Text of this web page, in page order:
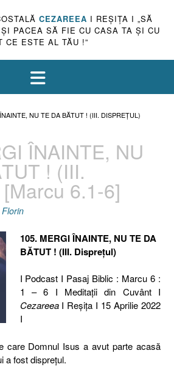
CEZAREEA I REŞIŢA I „SĂ
PACEA SĂ FIE CU CASA TA ŞI CU
CE ESTE AL TĂU !”
NU TE DA BĂTUT ! (III. DISPREŢUL)
ÎNAINTE, NU
! (III.
6.1-6]
Florin
105. MERGI ÎNAINTE, NU TE DA
BĂTUT ! (III. Dispreţul)
I Podcast I Pasaj Biblic : Marcu 6 :
1 – 6 I Meditaţii din Cuvânt I
CezareeaI Reşiţa I 15 Aprilie 2022
I
care Domnul Isus a avut parte acasă
a fost dispreţul.